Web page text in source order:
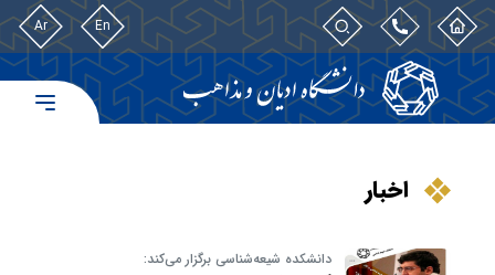
En
Ar
اخبار
دانشکده‌ شیعه‌شناسی برگزار می‌کند: